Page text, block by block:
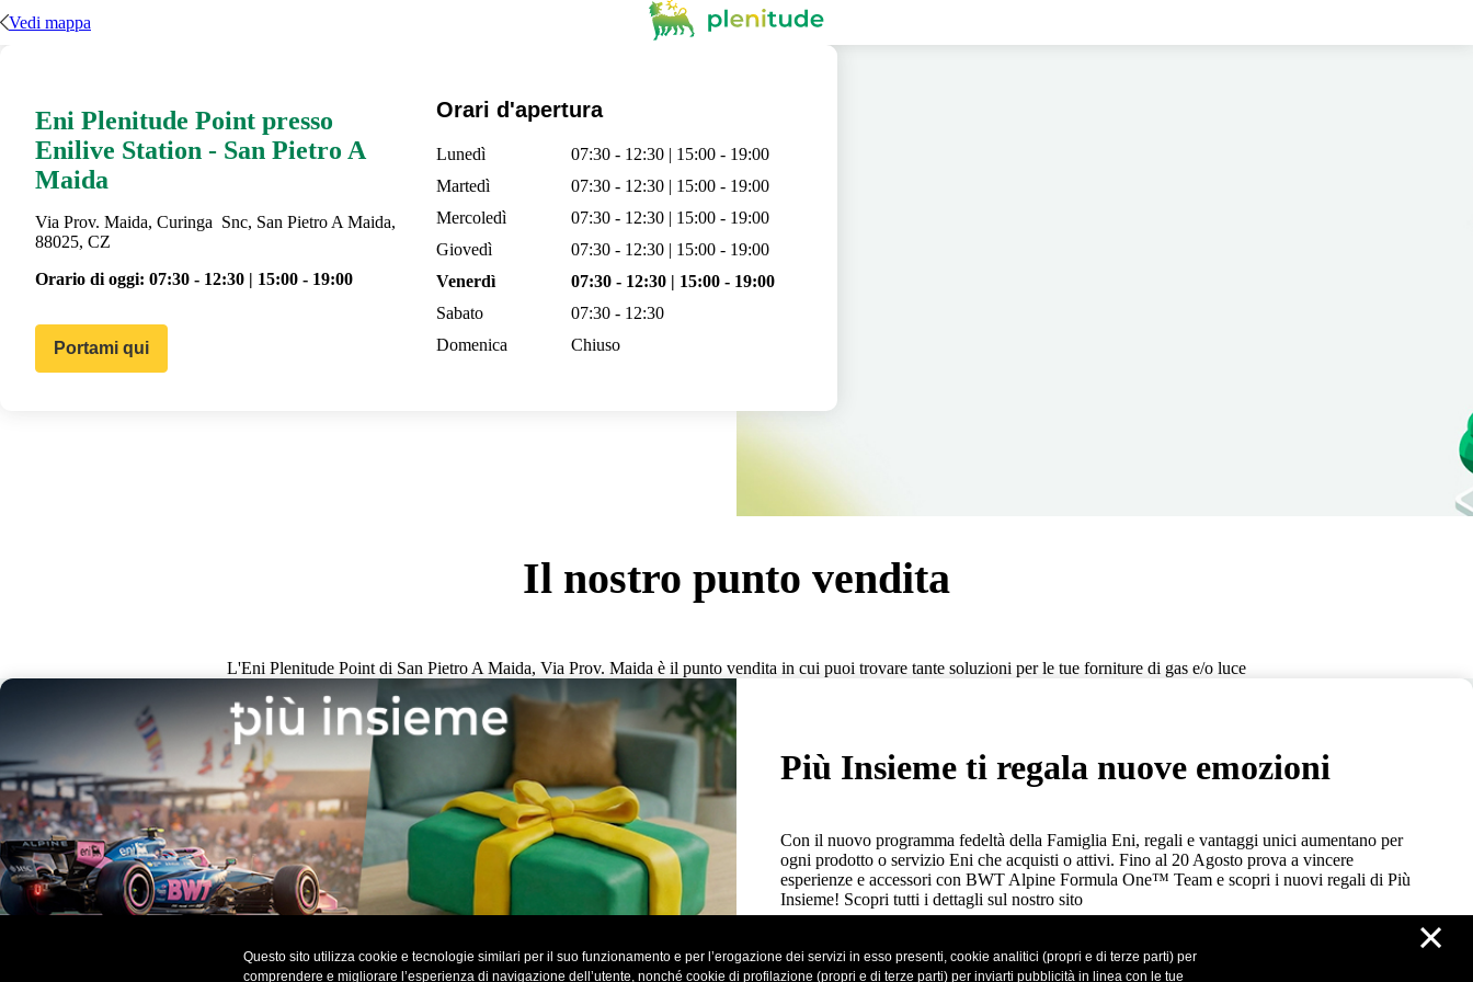
Questo sito utilizza cookie e tecnologie similari per il suo funzionamento e per l’erogazione dei servizi in esso presenti, cookie analitici (propri e di terze parti) per
comprendere e migliorare l’esperienza di navigazione dell’utente, nonché cookie di profilazione (propri e di terze parti) per inviarti pubblicità in linea con le tue
×
Vedi mappa
Eni Plenitude Point presso
Enilive Station - San Pietro A
Maida
Via Prov. Maida, Curinga Snc, San Pietro A Maida,
88025, CZ
Orario di oggi: 07:30 - 12:30 | 15:00 - 19:00
Portami qui
Orari d'apertura
Lunedì
07:30 - 12:30 | 15:00 - 19:00
Martedì
07:30 - 12:30 | 15:00 - 19:00
Mercoledì
07:30 - 12:30 | 15:00 - 19:00
Giovedì
07:30 - 12:30 | 15:00 - 19:00
Venerdì
07:30 - 12:30 | 15:00 - 19:00
Sabato
07:30 - 12:30
Domenica
Chiuso
Il nostro punto vendita
L'Eni Plenitude Point di San Pietro A Maida, Via Prov. Maida è il punto vendita in cui puoi trovare tante soluzioni per le tue forniture di gas e/o luce
Più Insieme ti regala nuove emozioni
Con il nuovo programma fedeltà della Famiglia Eni, regali e vantaggi unici aumentano per
ogni prodotto o servizio Eni che acquisti o attivi. Fino al 20 Agosto prova a vincere
esperienze e accessori con BWT Alpine Formula One™ Team e scopri i nuovi regali di Più
Insieme! Scopri tutti i dettagli sul nostro sito
Ulteriori informazioni